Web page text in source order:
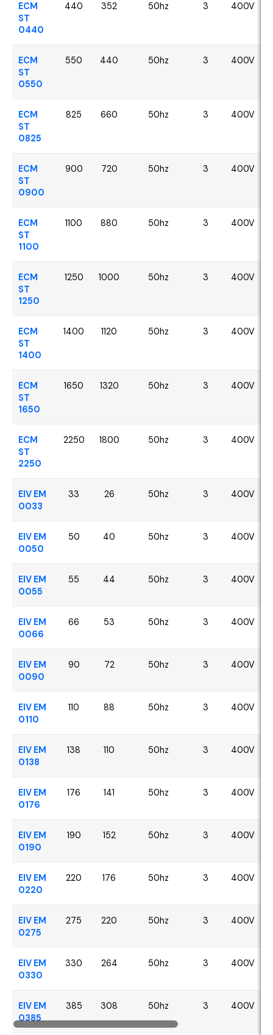
ECM
ST
0440
440 352 50hz 3 400V
ECM
ST
0550
550 440 50hz 3 400V
ECM
ST
0825
825 660 50hz 3 400V
ECM
ST
0900
900 720 50hz 3 400V
ECM
ST
1100
1100 880 50hz 3 400V
ECM
ST
1250
1250 1000 50hz 3 400V
ECM
ST
1400
1400 1120 50hz 3 400V
ECM
ST
1650
1650 1320 50hz 3 400V
ECM
ST
2250
2250 1800 50hz 3 400V
EIV EM
0033
33 26 50hz 3 400V
EIV EM
0050
50 40 50hz 3 400V
EIV EM
0055
55 44 50hz 3 400V
EIV EM
0066
66 53 50hz 3 400V
EIV EM
0090
90 72 50hz 3 400V
EIV EM
0110
110 88 50hz 3 400V
EIV EM
0138
138 110 50hz 3 400V
EIV EM
0176
176 141 50hz 3 400V
EIV EM
0190
190 152 50hz 3 400V
EIV EM
0220
220 176 50hz 3 400V
EIV EM
0275
275 220 50hz 3 400V
EIV EM
0330
330 264 50hz 3 400V
EIV EM
0385
385 308 50hz 3 400V